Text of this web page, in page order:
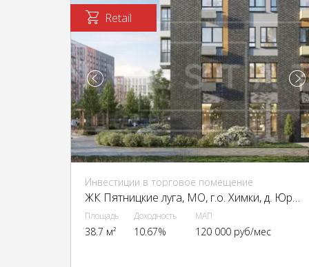
Retail
Инвестиции в торговое помещение
ЖК Пятницкие луга, МО, г.о. Химки, д. Юрлово, ЖК Пятницкие луга, к1.2
Площадь
38.7 м²
Доходность
10.67%
МАП
120 000 руб/мес